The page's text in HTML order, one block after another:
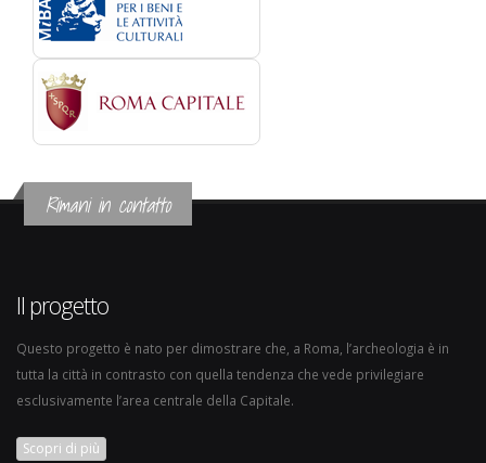
Rimani in contatto
Il progetto
Questo progetto è nato per dimostrare che, a Roma, l’archeologia è in
tutta la città in contrasto con quella tendenza che vede privilegiare
esclusivamente l’area centrale della Capitale.
Scopri di più